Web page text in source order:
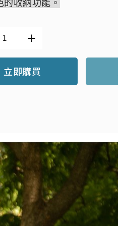
的收納功能。
立即購買